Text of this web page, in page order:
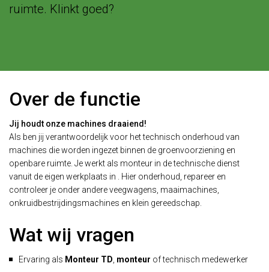
ruimte. Klinkt goed?
Over de functie
Jij houdt onze machines draaiend!
Als ben jij verantwoordelijk voor het technisch onderhoud van
machines die worden ingezet binnen de groenvoorziening en
openbare ruimte. Je werkt als monteur in de technische dienst
vanuit de eigen werkplaats in
. Hier onderhoud, repareer en
controleer je onder andere veegwagens, maaimachines,
onkruidbestrijdingsmachines en klein gereedschap.
Wat wij vragen
Ervaring als Monteur TD monteur of technisch medewerker